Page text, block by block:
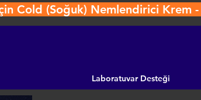
Cold (Soğuk) Nemlendirici Krem -
Laboratuvar Desteği